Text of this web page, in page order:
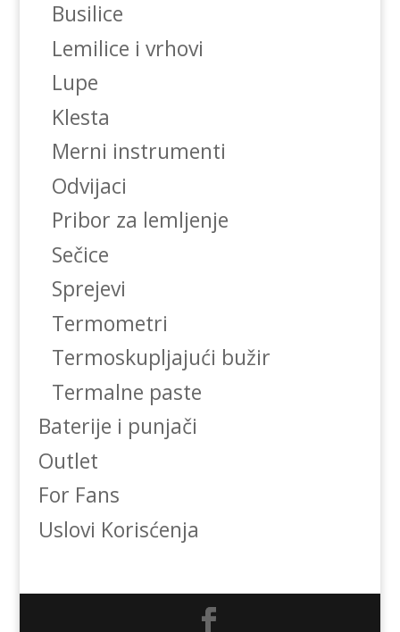
Busilice
Lemilice i vrhovi
Lupe
Klesta
Merni instrumenti
Odvijaci
Pribor za lemljenje
Sečice
Sprejevi
Termometri
Termoskupljajući bužir
Termalne paste
Baterije i punjači
Outlet
For Fans
Uslovi Korisćenja